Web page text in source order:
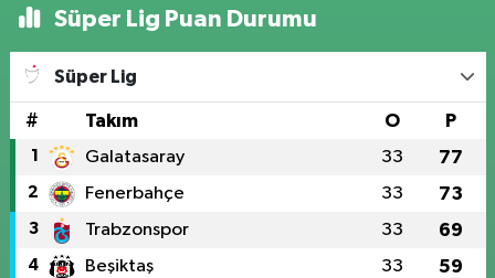
Süper Lig Puan Durumu
Süper Lig
# Takım O P
1 Galatasaray 33 77
2 Fenerbahçe 33 73
3 Trabzonspor 33 69
4 Beşiktaş 33 59